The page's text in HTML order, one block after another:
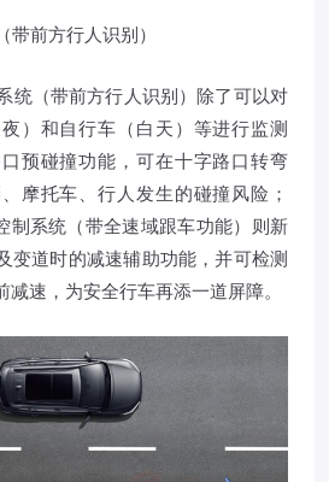
前方行人识别）
统（带前方行人识别）除了可以对
）和自行车（白天）等进行监测
预碰撞功能，可在十字路口转弯
摩托车、行人发生的碰撞风险；
制系统（带全速域跟车功能）则新
变道时的减速辅助功能，并可检测
速，为安全行车再添一道屏障。